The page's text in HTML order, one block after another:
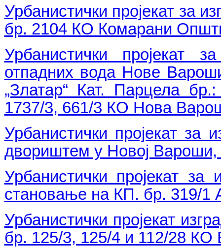
Урбанистички пројекат за
бр. 2104 КО Комарани
Урбанистички пројекат
отпадних вода Нове
„Златар“ Кат. Парцела
1737/3, 661/3 КО Нова
Урбанистички пројекат
двориштем у Новој
Урбанистички пројекат
становање на КП. бр. 319/
Урбанистички пројекат
бр. 125/3, 125/4 и 112/28 КО